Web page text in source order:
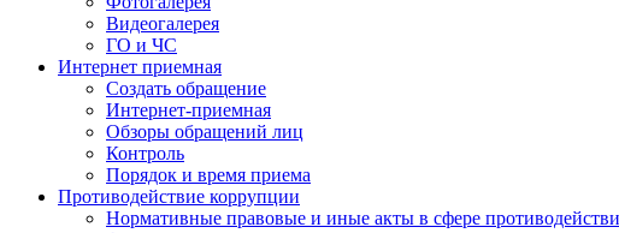
Видеогалерея
ГО и ЧС
Интернет приемная
Создать обращение
Интернет-приемная
Обзоры обращений лиц
Контроль
Порядок и время приема
Противодействие коррупции
Нормативные правовые и иные акты в сфере